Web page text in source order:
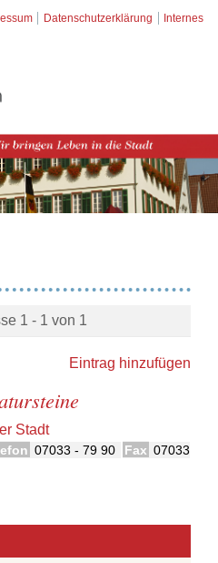
Datenschutzerklärung Internes
1 - 1 von 1
Eintrag hinzufügen
Stadt
07033 - 79 90 Fax 07033